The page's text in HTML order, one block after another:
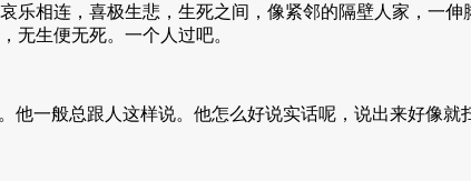
相连，喜极生悲，生死之间，像紧邻的隔壁人家，一
生便无死。一个人过吧。
一般总跟人这样说。他怎么好说实话呢，说出来好像就